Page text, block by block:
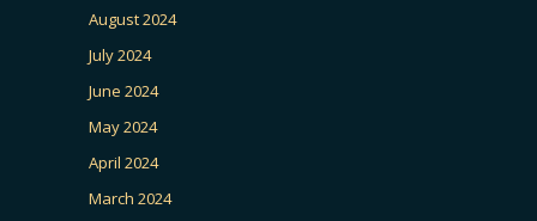
August 2024
July 2024
June 2024
May 2024
April 2024
March 2024